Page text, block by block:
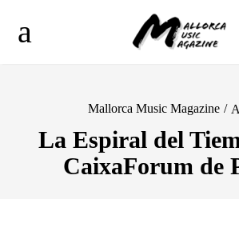
Mallorca Music Magazine /
La Espiral del
CaixaForum de